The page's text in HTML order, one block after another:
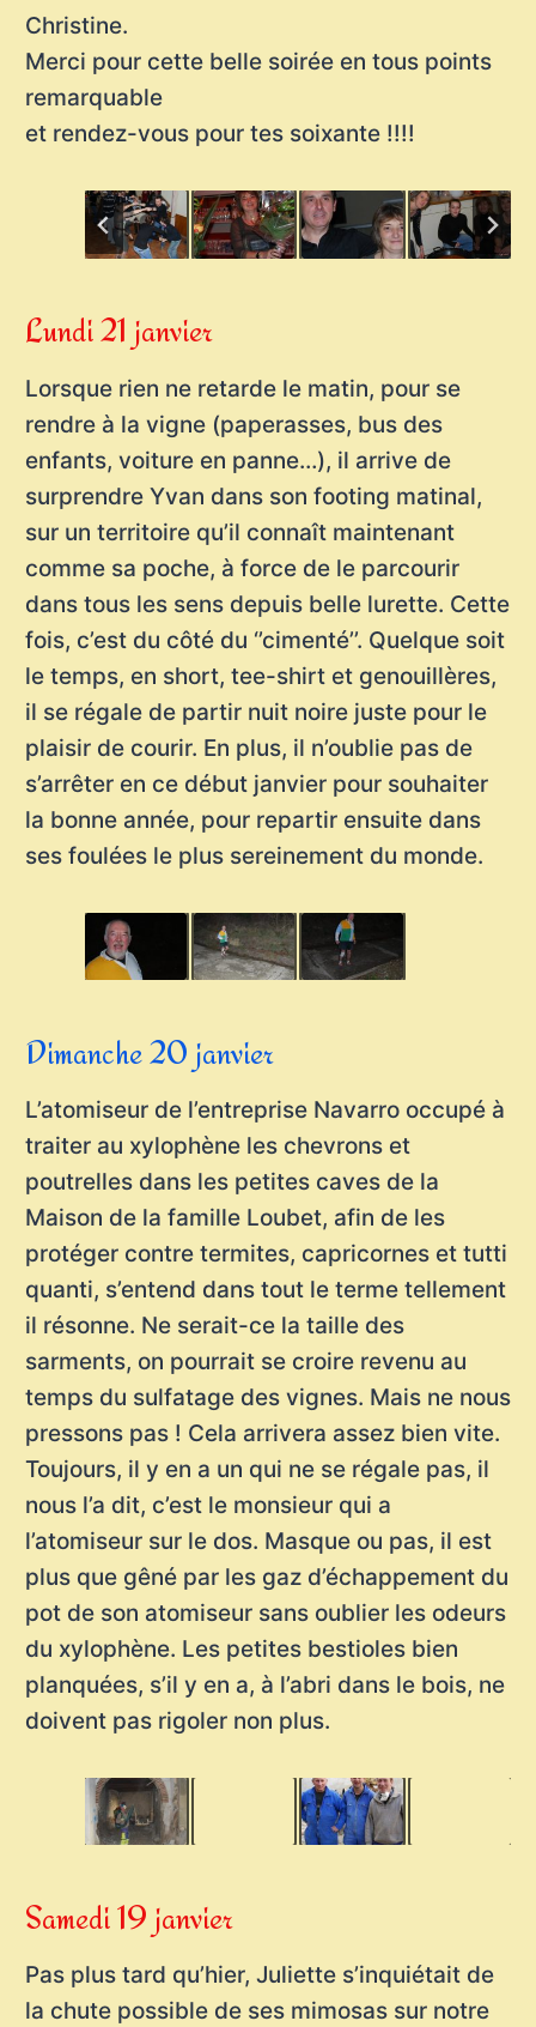
Christine.
Merci pour cette belle soirée en tous points
remarquable
et rendez-vous pour tes soixante !!!!
Lundi 21 janvier
Lorsque rien ne retarde le matin, pour se
rendre à la vigne (paperasses, bus des
enfants, voiture en panne…), il arrive de
surprendre Yvan dans son footing matinal,
sur un territoire qu’il connaît maintenant
comme sa poche, à force de le parcourir
dans tous les sens depuis belle lurette. Cette
fois, c’est du côté du ‘’cimenté’’. Quelque soit
le temps, en short, tee-shirt et genouillères,
il se régale de partir nuit noire juste pour le
plaisir de courir. En plus, il n’oublie pas de
s’arrêter en ce début janvier pour souhaiter
la bonne année, pour repartir ensuite dans
ses foulées le plus sereinement du monde.
Dimanche 20 janvier
L’atomiseur de l’entreprise Navarro occupé à
traiter au xylophène les chevrons et
poutrelles dans les petites caves de la
Maison de la famille Loubet, afin de les
protéger contre termites, capricornes et tutti
quanti, s’entend dans tout le terme tellement
il résonne. Ne serait-ce la taille des
sarments, on pourrait se croire revenu au
temps du sulfatage des vignes. Mais ne nous
pressons pas ! Cela arrivera assez bien vite.
Toujours, il y en a un qui ne se régale pas, il
nous l’a dit, c’est le monsieur qui a
l’atomiseur sur le dos. Masque ou pas, il est
plus que gêné par les gaz d’échappement du
pot de son atomiseur sans oublier les odeurs
du xylophène. Les petites bestioles bien
planquées, s’il y en a, à l’abri dans le bois, ne
doivent pas rigoler non plus.
Samedi 19 janvier
Pas plus tard qu’hier, Juliette s’inquiétait de
la chute possible de ses mimosas sur notre